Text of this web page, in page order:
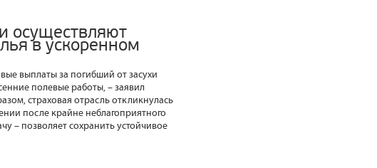
осуществляют
в ускоренном
выплаты за погибший от засухи
полевые работы, – заявил
страховая отрасль откликнулась
после крайне неблагоприятного
– позволяет сохранить устойчивое